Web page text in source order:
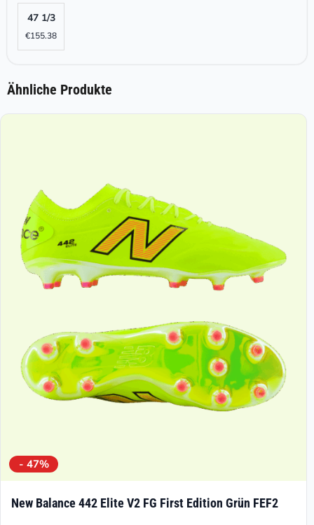
47 1/3
€155.38
Ähnliche Produkte
- 47%
New Balance 442 Elite V2 FG First Edition Grün FEF2